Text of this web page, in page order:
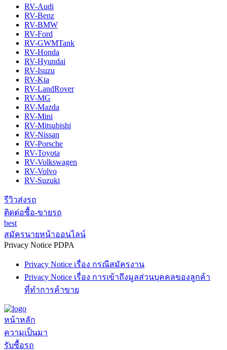
RV-Audi
RV-Benz
RV-BMW
RV-Ford
RV-GWMTank
RV-Honda
RV-Hyundai
RV-Isuzu
RV-Kia
RV-LandRover
RV-MG
RV-Mazda
RV-Mini
RV-Mitsubishi
RV-Nissan
RV-Porsche
RV-Toyota
RV-Volkswagen
RV-Volvo
RV-Suzuki
รีวิวส่งรถ
ติดต่อซื้อ-ขายรถ
best
สมัครนายหน้าออนไลน์
Privacy Notice PDPA
Privacy Notice เรื่อง กรณีสมัครงาน
Privacy Notice เรื่อง การเข้าถึงมูลส่วนบุคคลของลูกค้า
ที่ทำการค้าขาย
หน้าหลัก
ความเป็นมา
รับซื้อรถ